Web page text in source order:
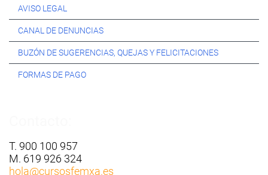
AVISO LEGAL
CANAL DE DENUNCIAS
BUZÓN DE SUGERENCIAS, QUEJAS Y FELICITACIONES
FORMAS DE PAGO
T. 900 100 957
M. 619 926 324
hola@cursosfemxa.es